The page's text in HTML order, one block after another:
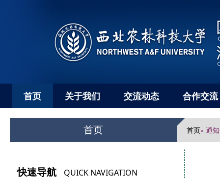
首页 关于我们 交流动态 合作交流
首页 首页» 通
快速导航 QUICK NAVIGATION